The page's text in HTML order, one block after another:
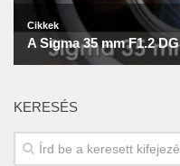
KERESÉS